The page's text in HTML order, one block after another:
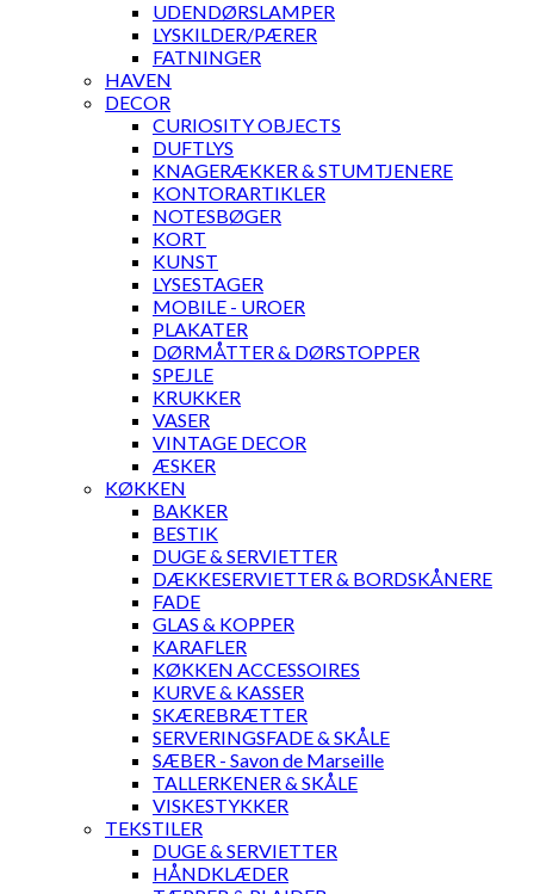
UDENDØRSLAMPER
LYSKILDER/PÆRER
FATNINGER
HAVEN
DECOR
CURIOSITY OBJECTS
DUFTLYS
KNAGERÆKKER & STUMTJENERE
KONTORARTIKLER
NOTESBØGER
KORT
KUNST
LYSESTAGER
MOBILE - UROER
PLAKATER
DØRMÅTTER & DØRSTOPPER
SPEJLE
KRUKKER
VASER
VINTAGE DECOR
ÆSKER
KØKKEN
BAKKER
BESTIK
DUGE & SERVIETTER
DÆKKESERVIETTER & BORDSKÅNERE
FADE
GLAS & KOPPER
KARAFLER
KØKKEN ACCESSOIRES
KURVE & KASSER
SKÆREBRÆTTER
SERVERINGSFADE & SKÅLE
SÆBER - Savon de Marseille
TALLERKENER & SKÅLE
VISKESTYKKER
TEKSTILER
DUGE & SERVIETTER
HÅNDKLÆDER